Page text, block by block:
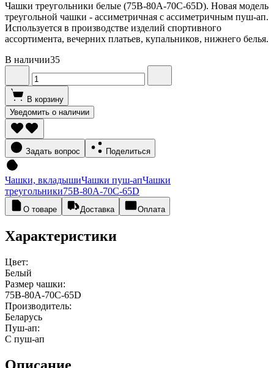
Чашки треугольники белые (75В-80А-70С-65D). Новая модель
треугольной чашки - ассиметричная с ассиметричным пуш-ап.
Используется в производстве изделий спортивного
ассортимента, вечерних платьев, купальников, нижнего белья.
В наличии35
В корзину
Уведомить о наличии
Задать вопрос Поделиться
Чашки, вкладышиЧашки пуш-апЧашки
треугольники75В-80А-70С-65D
О товаре Доставка Оплата
Характеристики
Цвет:
Белый
Размер чашки:
75В-80А-70С-65D
Производитель:
Беларусь
Пуш-ап:
С пуш-ап